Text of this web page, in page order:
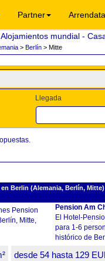
Partner
> Berlín> Mitte
Llegada
Berlin (Alemania, Berlín, Mitte)
Pension Am
El Hotel-
para 1-6
histórico de
desde 54 hasta 129